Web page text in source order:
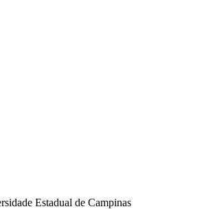
Estadual de Campinas